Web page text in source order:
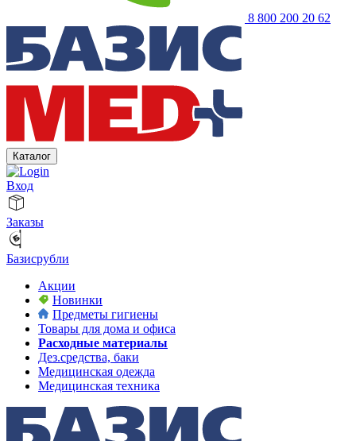
8 800 200 20 62
Каталог
Вход
Заказы
Базисрубли
Акции
Новинки
Предметы гигиены
Товары для дома и офиса
Расходные материалы
Дез.средства, баки
Медицинская одежда
Медицинская техника